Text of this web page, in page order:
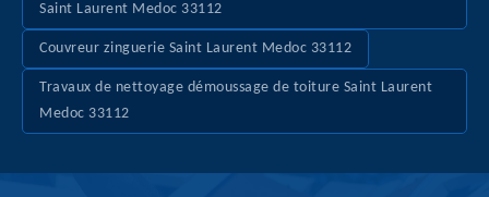
Saint Laurent Medoc 33112
Couvreur zinguerie Saint Laurent Medoc 33112
Travaux de nettoyage démoussage de toiture Saint Laurent
Medoc 33112